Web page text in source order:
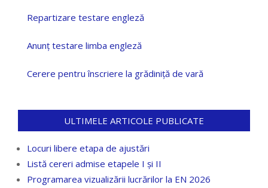
Repartizare testare engleză
Anunț testare limba engleză
Cerere pentru înscriere la grădiniță de vară
ULTIMELE ARTICOLE PUBLICATE
Locuri libere etapa de ajustări
Listă cereri admise etapele I și II
Programarea vizualizării lucrărilor la EN 2026